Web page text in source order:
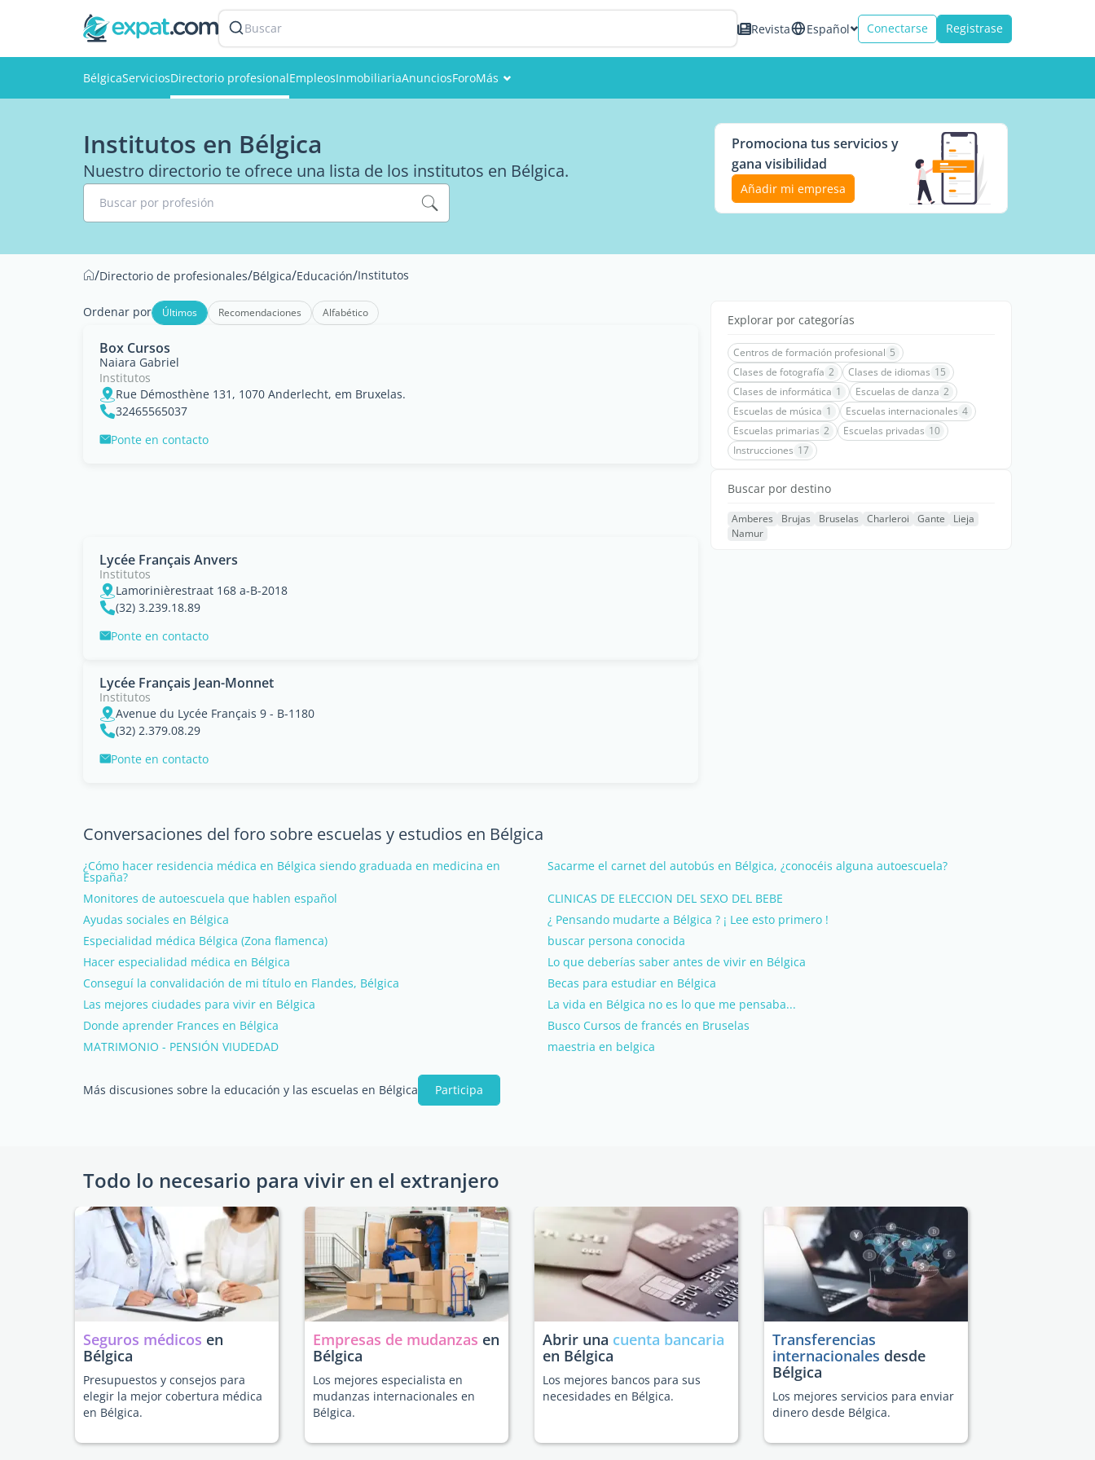
Buscar Revista Español Conectarse Registrase
BélgicaServiciosDirectorio profesionalEmpleosInmobiliariaAnunciosForoMás
Institutos en Bélgica
Nuestro directorio te ofrece una lista de los institutos en Bélgica.
Buscar por profesión
Promociona tus servicios y
gana visibilidad
Añadir mi empresa
/Directorio de profesionales/Bélgica/Educación/Institutos
Ordenar por Últimos Recomendaciones Alfabético
Box Cursos
Naiara Gabriel
Institutos
Rue Démosthène 131, 1070 Anderlecht, em Bruxelas.
32465565037
Ponte en contacto
Lycée Français Anvers
Institutos
Lamorinièrestraat 168 a-B-2018
(32) 3.239.18.89
Ponte en contacto
Lycée Français Jean-Monnet
Institutos
Avenue du Lycée Français 9 - B-1180
(32) 2.379.08.29
Ponte en contacto
Explorar por categorías
Centros de formación profesional 5
Clases de fotografía 2 Clases de idiomas 15
Clases de informática 1 Escuelas de danza 2
Escuelas de música 1 Escuelas internacionales 4
Escuelas primarias 2 Escuelas privadas 10
Instrucciones 17
Buscar por destino
Amberes Brujas Bruselas Charleroi Gante
Lieja
Namur
Conversaciones del foro sobre escuelas y estudios en Bélgica
¿Cómo hacer residencia médica en Bélgica siendo graduada en medicina en
España?
Sacarme el carnet del autobús en Bélgica, ¿conocéis alguna autoescuela?
Monitores de autoescuela que hablen español
CLINICAS DE ELECCION DEL SEXO DEL BEBE
Ayudas sociales en Bélgica
¿ Pensando mudarte a Bélgica ? ¡ Lee esto primero !
Especialidad médica Bélgica (Zona flamenca)
buscar persona conocida
Hacer especialidad médica en Bélgica
Lo que deberías saber antes de vivir en Bélgica
Conseguí la convalidación de mi título en Flandes, Bélgica
Becas para estudiar en Bélgica
Las mejores ciudades para vivir en Bélgica
La vida en Bélgica no es lo que me pensaba...
Donde aprender Frances en Bélgica
Busco Cursos de francés en Bruselas
MATRIMONIO - PENSIÓN VIUDEDAD
maestria en belgica
Más discusiones sobre la educación y las escuelas en Bélgica Participa
Todo lo necesario para vivir en el extranjero
Seguros médicos en
Bélgica
Presupuestos y consejos para
elegir la mejor cobertura médica
en Bélgica.
Empresas de mudanzas en
Bélgica
Los mejores especialista en
mudanzas internacionales en
Bélgica.
Abrir una cuenta bancaria
en Bélgica
Los mejores bancos para sus
necesidades en Bélgica.
Transferencias
internacionales desde
Bélgica
Los mejores servicios para enviar
dinero desde Bélgica.